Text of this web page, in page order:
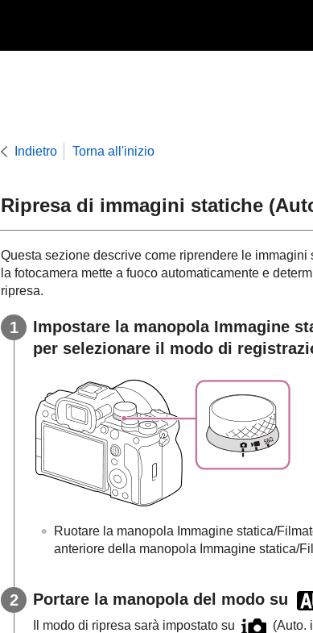
Indietro Torna all'inizio
Ripresa di immagini statiche (
Questa sezione descrive come riprendere le immagini
la fotocamera mette a fuoco automaticamente e
ripresa.
Impostare la manopola Immagine
per selezionare il modo di
Ruotare la manopola Immagine statica/
anteriore della manopola Immagine statica/
Portare la manopola del modo su
Il modo di ripresa sarà impostato su (Auto.